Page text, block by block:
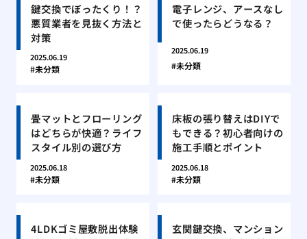
鍵交換でぼったくり！？
悪質業者を見抜く方法と
対策
2025.06.19
未分類
電子レンジ、アースなし
で使ったらどうなる？
2025.06.19
未分類
畳マットとフローリング
はどちらが快適？ライフ
スタイル別の選び方
2025.06.18
未分類
床板の張り替えはDIYで
もできる？初心者向けの
施工手順とポイント
2025.06.18
未分類
4LDKゴミ屋敷脱出体験
玄関鍵交換、マンション